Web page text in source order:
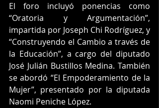
El foro incluyó ponencias como
“Oratoria y Argumentación”,
impartida por Joseph Chi Rodríguez, y
“Construyendo el Cambio a través de
la Educación”, a cargo del diputado
José Julián Bustillos Medina. También
se abordó “El Empoderamiento de la
Mujer”, presentado por la diputada
Naomi Peniche López.